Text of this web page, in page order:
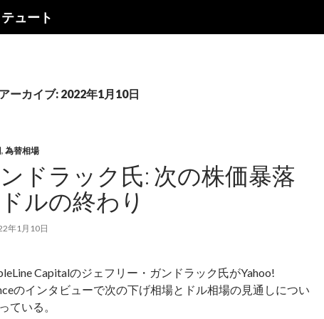
ュート
ーカイブ: 2022年1月10日
, 為替相場
ドラック氏: 次の株価暴落
ルの終わり
年1月10日
Capitalのジェフリー・ガンドラック氏がYahoo!
のインタビューで次の下げ相場とドル相場の見通しについ
ている。